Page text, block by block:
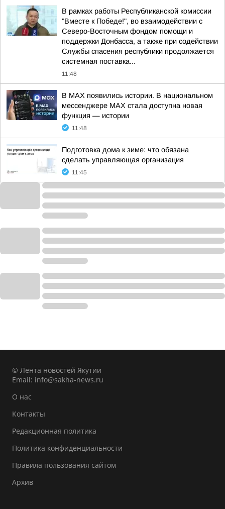
В рамках работы Республиканской комиссии
"Вместе к Победе!", во взаимодействии с
Северо-Восточным фондом помощи и
поддержки Донбасса, а также при содействии
Службы спасения республики продолжается
системная поставка...
11:48
В MAX появились истории. В национальном
мессенджере MAX стала доступна новая
функция — истории
11:48
Подготовка дома к зиме: что обязана
сделать управляющая организация
11:45
© Лента новостей Якутии
Email: info@sakha-news.ru
О нас
Контакты
Редакционная политика
Политика конфиденциальности
Правила пользования сайтом
Архив